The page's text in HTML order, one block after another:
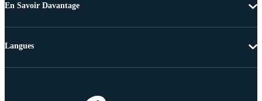
En Savoir Davantage
Langues